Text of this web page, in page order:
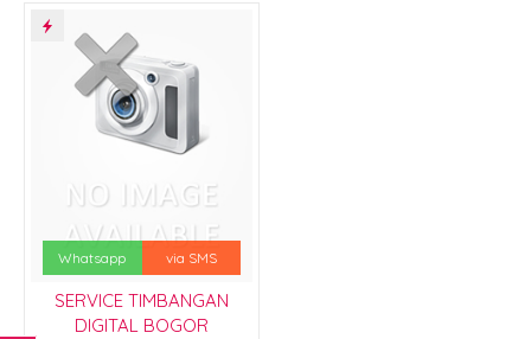
Whatsapp via SMS
SERVICE TIMBANGAN
DIGITAL BOGOR